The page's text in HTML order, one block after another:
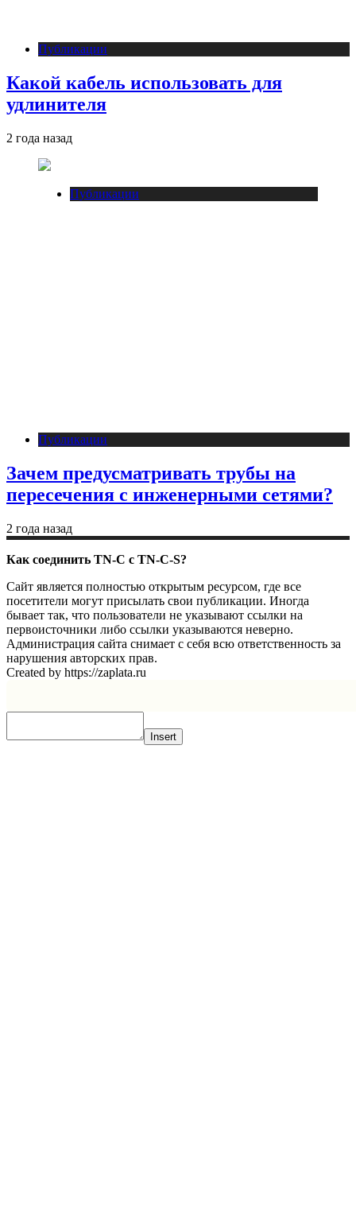
Публикации
Какой кабель использовать для
удлинителя
2 года назад
Публикации
Публикации
Зачем предусматривать трубы на
пересечения с инженерными сетями?
2 года назад
Как соединить TN-C с TN-C-S?
Сайт является полностью открытым ресурсом, где все
посетители могут присылать свои публикации. Иногда
бывает так, что пользователи не указывают ссылки на
первоисточники либо ссылки указываются неверно.
Администрация сайта снимает с себя всю ответственность за
нарушения авторских прав.
Created by https://zaplata.ru
Insert